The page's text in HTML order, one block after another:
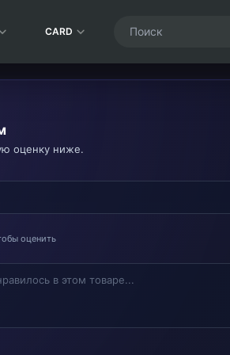
CARD
оценку ниже.
оценить